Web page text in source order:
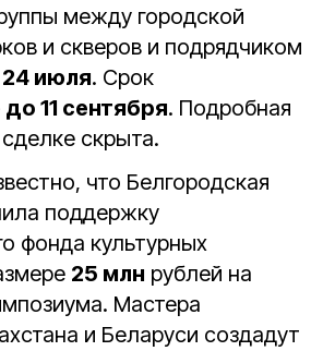
между городской
и скверов и подрядчиком
24 июля. Срок
до 11 сентября. Подробная
скрыта.
что Белгородская
поддержку
фонда культурных
25 млн рублей на
Мастера
и Беларуси создадут